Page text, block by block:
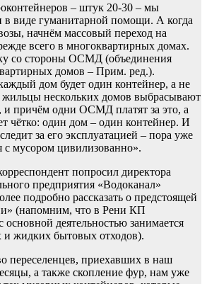
– штук 20-30 – мы
в виде гуманитарной помощи. А когда
начнём массовый переход на
всего в многоквартирных домах.
со стороны ОСМД (объединения
домов – Прим. ред.).
дом будет один контейнер, а не
жильцы нескольких домов выбрасывают
и причём одни ОСМД платят за это, а
чётко: один дом – один контейнер. И
за его эксплуатацией – пора уже
с мусором цивилизованно».
попросил директора
предприятия «Водоканал»
подробно рассказать о предстоящей
(напомним, что в Рени КП
основной деятельностью занимается
и жидких бытовых отходов).
переселенцев, приехавших в наш
а также скопление фур, нам уже